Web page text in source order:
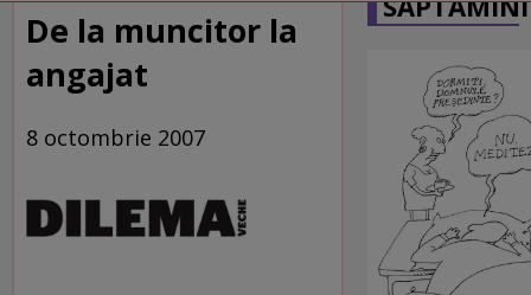
De la muncitor la
angajat
8 octombrie 2007